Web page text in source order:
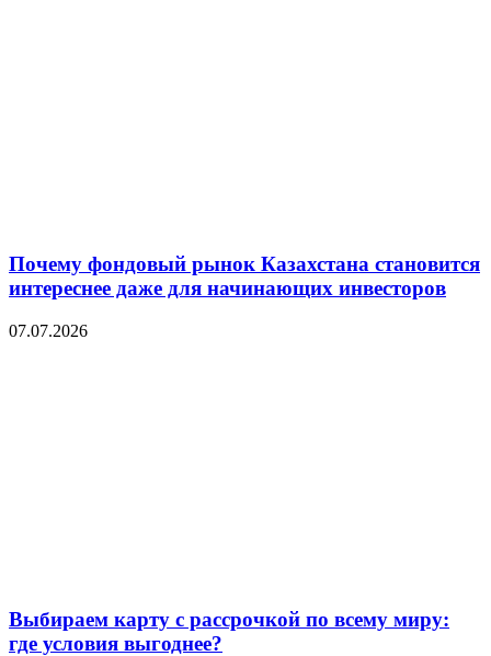
Почему фондовый рынок Казахстана становится
интереснее даже для начинающих инвесторов
07.07.2026
Выбираем карту с рассрочкой по всему миру:
где условия выгоднее?